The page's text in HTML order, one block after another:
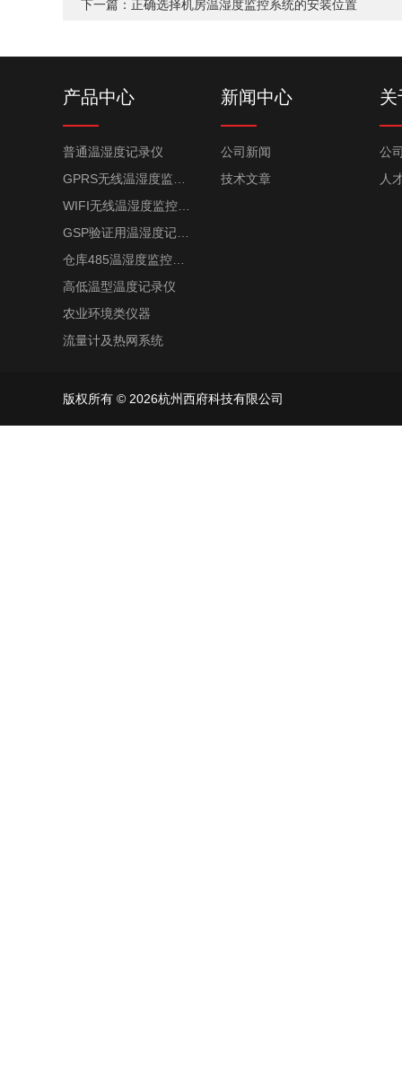
下一篇： 正确选择机房温湿度监控系统的安装位置
产品中心
普通温湿度记录仪
高低温型温度记录仪
农业环境类仪器
流量计及热网系统
新闻中心
公司新闻
技术文章
关
公
人
版权所有 © 2026杭州西府科技有限公司